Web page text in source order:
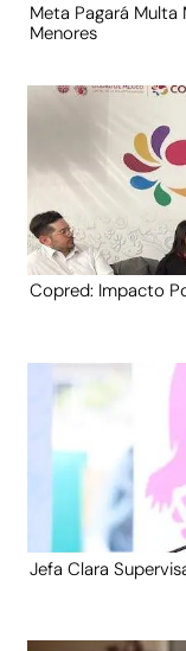
Meta Pagará
Menores
Copred: Impacto
Jefa Clara